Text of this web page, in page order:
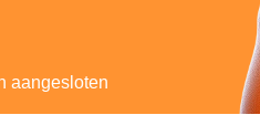
aangesloten